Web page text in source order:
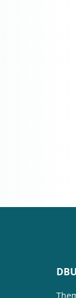
DBU